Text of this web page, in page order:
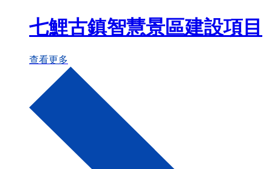
七鯉古鎮智慧景區建設項目
查看更多